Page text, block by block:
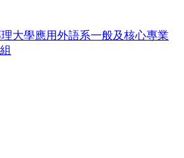
大學應用外語系一般及核心專業